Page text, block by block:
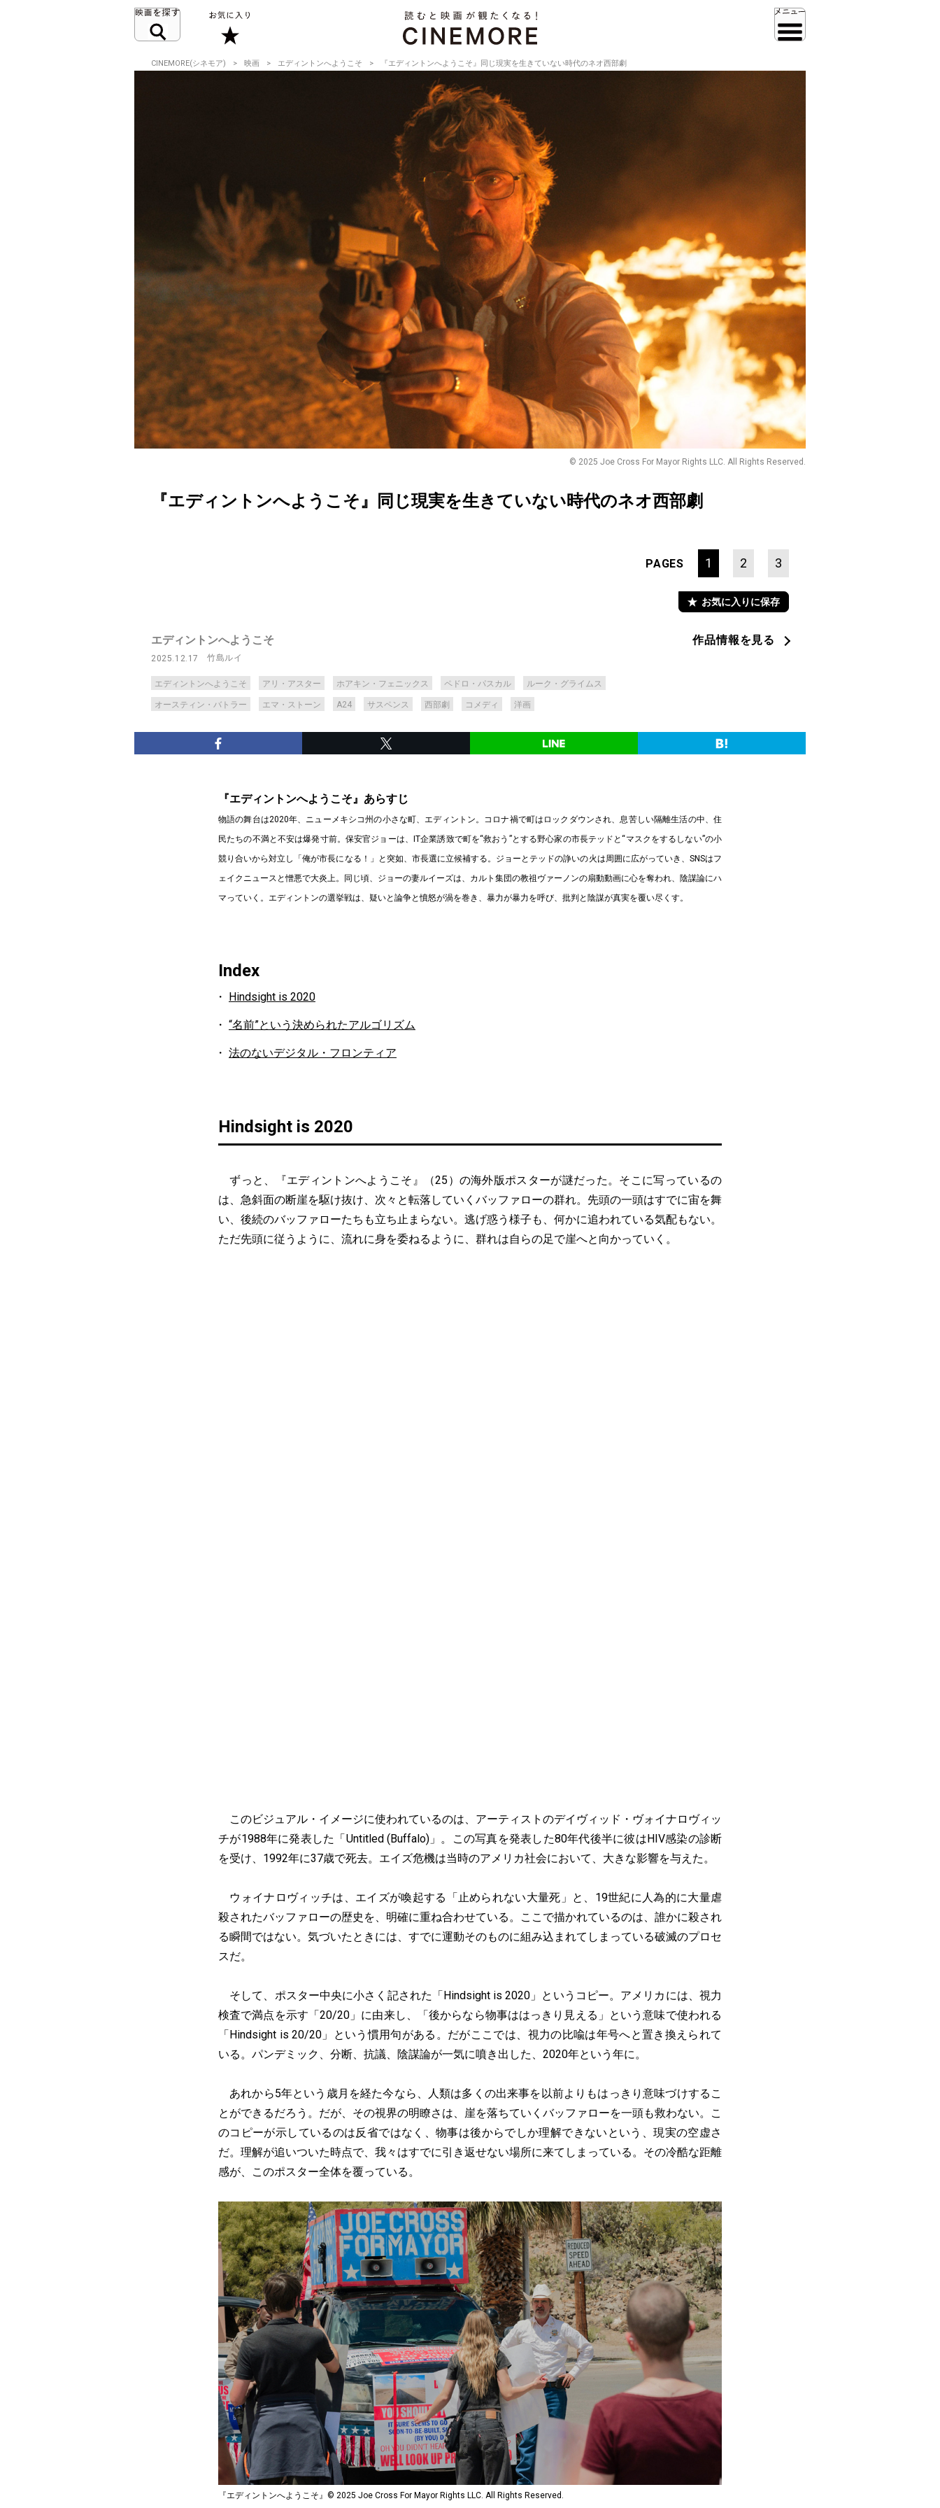
CINEMORE(シネモア) 映画 エディントンへようこそ 『エディントンへようこそ』同じ現実を生きていない時代のネオ西部劇
© 2025 Joe Cross For Mayor Rights LLC. All Rights Reserved.
『エディントンへようこそ』同じ現実を生きていない時代のネオ西部劇
PAGES 1 2 3
お気に入りに保存
エディントンへようこそ
2025.12.17 竹島ルイ
エディントンへようこそ アリ・アスター ホアキン・フェニックス ペドロ・パスカル ルーク・グライムス
オースティン・バトラー エマ・ストーン A24 サスペンス 西部劇 コメディ 洋画
作品情報を見る
『エディントンへようこそ』あらすじ
物語の舞台は2020年、ニューメキシコ州の小さな町、エディントン。コロナ禍で町はロックダウンされ、息苦しい隔離生活の中、住
民たちの不満と不安は爆発寸前。保安官ジョーは、IT企業誘致で町を“救おう”とする野心家の市長テッドと“マスクをするしない”の小
競り合いから対立し「俺が市長になる！」と突如、市長選に立候補する。ジョーとテッドの諍いの火は周囲に広がっていき、SNSはフ
ェイクニュースと憎悪で大炎上。同じ頃、ジョーの妻ルイーズは、カルト集団の教祖ヴァーノンの扇動動画に心を奪われ、陰謀論にハ
マっていく。エディントンの選挙戦は、疑いと論争と憤怒が渦を巻き、暴力が暴力を呼び、批判と陰謀が真実を覆い尽くす。
Index
Hindsight is 2020
“名前”という決められたアルゴリズム
法のないデジタル・フロンティア
Hindsight is 2020
ずっと、『エディントンへようこそ』（25）の海外版ポスターが謎だった。そこに写っているの
は、急斜面の断崖を駆け抜け、次々と転落していくバッファローの群れ。先頭の一頭はすでに宙を舞
い、後続のバッファローたちも立ち止まらない。逃げ惑う様子も、何かに追われている気配もない。
ただ先頭に従うように、流れに身を委ねるように、群れは自らの足で崖へと向かっていく。
このビジュアル・イメージに使われているのは、アーティストのデイヴィッド・ヴォイナロヴィッ
チが1988年に発表した「Untitled (Buffalo)」。この写真を発表した80年代後半に彼はHIV感染の診断
を受け、1992年に37歳で死去。エイズ危機は当時のアメリカ社会において、大きな影響を与えた。
ウォイナロヴィッチは、エイズが喚起する「止められない大量死」と、19世紀に人為的に大量虐
殺されたバッファローの歴史を、明確に重ね合わせている。ここで描かれているのは、誰かに殺され
る瞬間ではない。気づいたときには、すでに運動そのものに組み込まれてしまっている破滅のプロセ
スだ。
そして、ポスター中央に小さく記された「Hindsight is 2020」というコピー。アメリカには、視力
検査で満点を示す「20/20」に由来し、「後からなら物事ははっきり見える」という意味で使われる
「Hindsight is 20/20」という慣用句がある。だがここでは、視力の比喩は年号へと置き換えられて
いる。パンデミック、分断、抗議、陰謀論が一気に噴き出した、2020年という年に。
あれから5年という歳月を経た今なら、人類は多くの出来事を以前よりもはっきり意味づけするこ
とができるだろう。だが、その視界の明瞭さは、崖を落ちていくバッファローを一頭も救わない。こ
のコピーが示しているのは反省ではなく、物事は後からでしか理解できないという、現実の空虚さ
だ。理解が追いついた時点で、我々はすでに引き返せない場所に来てしまっている。その冷酷な距離
感が、このポスター全体を覆っている。
『エディントンへようこそ』© 2025 Joe Cross For Mayor Rights LLC. All Rights Reserved.